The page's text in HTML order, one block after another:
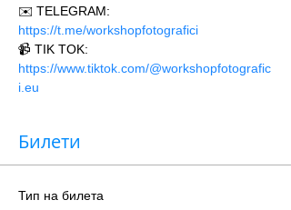
✉️ TELEGRAM:
https://t.me/workshopfotografici
📹 TIK TOK:
https://www.tiktok.com/@workshopfotografic
i.eu
Билети
Тип на билета